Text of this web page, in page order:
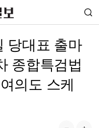
당대표 출마
종합특검법
의도 스케